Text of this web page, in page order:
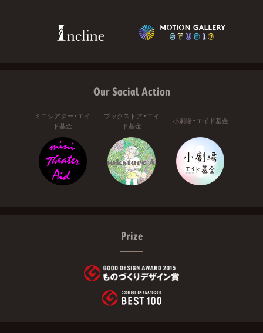
Our Social Action
ミニシアター・エイ
ド基金
ブックストア・エイ
ド基金
小劇場・エイド基金
Prize